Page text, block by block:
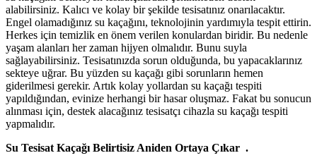
alabilirsiniz. Kalıcı ve kolay bir şekilde tesisatınız onarılacaktır.
Engel olamadığınız su kaçağını, teknolojinin yardımıyla tespit ettirin.
Herkes için temizlik en önem verilen konulardan biridir. Bu nedenle
yaşam alanları her zaman hijyen olmalıdır. Bunu suyla
sağlayabilirsiniz. Tesisatınızda sorun olduğunda, bu yapacaklarınız
sekteye uğrar. Bu yüzden su kaçağı gibi sorunların hemen
giderilmesi gerekir. Artık kolay yollardan su kaçağı tespiti
yapıldığından, evinize herhangi bir hasar oluşmaz. Fakat bu sonucun
alınması için, destek alacağınız tesisatçı cihazla su kaçağı tespiti
yapmalıdır.
Su Tesisat Kaçağı Belirtisiz Aniden Ortaya Çıkar .